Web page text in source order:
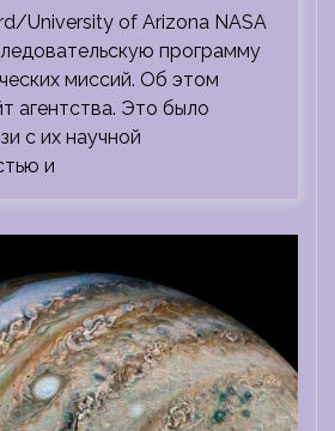
University of Arizona NASA
программу
миссий. Об этом
агентства. Это было
с их научной
и